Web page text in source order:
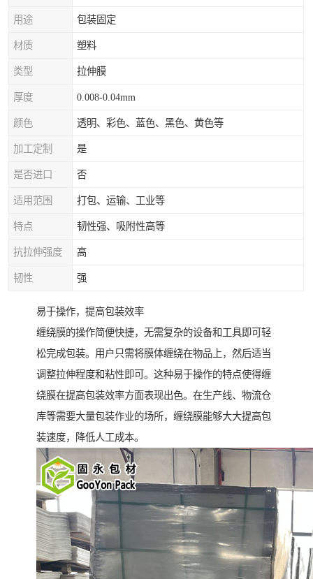
用途 包装固定
材质 塑料
类型 拉伸膜
厚度 0.008-0.04mm
颜色 透明、彩色、蓝色、黑色、黄色等
加工定制 是
是否进口 否
适用范围 打包、运输、工业等
特点 韧性强、吸附性高等
抗拉伸强度 高
韧性 强
易于操作，提高包装效率
缠绕膜的操作简便快捷，无需复杂的设备和工具即可轻
松完成包装。用户只需将膜体缠绕在物品上，然后适当
调整拉伸程度和粘性即可。这种易于操作的特点使得缠
绕膜在提高包装效率方面表现出色。在生产线、物流仓
库等需要大量包装作业的场所，缠绕膜能够大大提高包
装速度，降低人工成本。